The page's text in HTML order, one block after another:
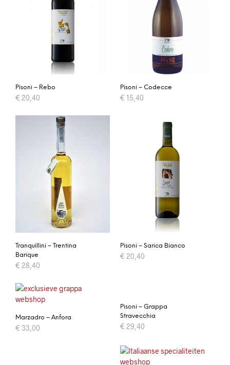
Pisoni – Rebo
€ 20,40
Pisoni – Codecce
€ 15,40
Tranquillini – Trentina
Barique
€ 28,40
Pisoni – Sarica Bianco
€ 20,40
Marzadro – Anfora
€ 33,00
Pisoni – Grappa
Stravecchia
€ 29,40